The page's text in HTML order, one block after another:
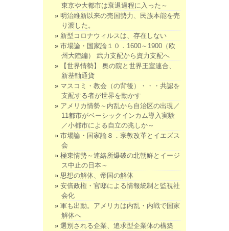
東京や大都市は衰退過程に入った～
明治維新以来の売国勢力、民族本能を売
り渡した。
新型コロナウィルスは、存在しない
市場論・国家論１０．1600～1900（欧
州大陸編） 武力支配から資力支配へ
【世界情勢】 奥の院と世界王室連合、
新基軸通貨
マスコミ・教会（の背後）・・・共認を
支配する者が世界を動かす
アメリカ情勢～内乱から自治区の出現／
11都市がベーシックインカム導入実験
／小都市による自立の兆しか～
市場論・国家論８．宗教改革とイエズス
会
極東情勢～連絡所爆破の北朝鮮とイージ
ス中止の日本～
思想の解体、帝国の解体
安倍政権・官邸による情報統制と監視社
会化
軍も出動。アメリカは内乱・内戦で国家
解体へ
選別される企業、追求型企業体の構築